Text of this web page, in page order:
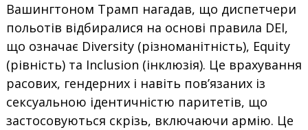
Вашингтоном Трамп нагадав, що диспетчери
польотів відбиралися на основі правила DEI,
що означає Diversity (різноманітність), Equity
(рівність) та Inclusion (інклюзія). Це врахування
расових, гендерних і навіть пов’язаних із
сексуальною ідентичністю паритетів, що
застосовуються скрізь, включаючи армію. Це